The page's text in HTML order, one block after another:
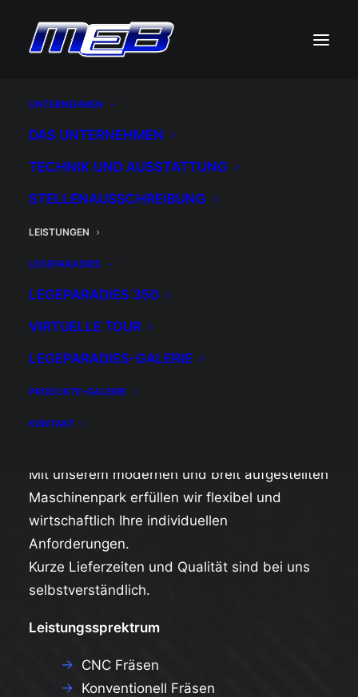
UNTERNEHMEN
DAS UNTERNEHMEN
TECHNIK UND AUSSTATTUNG
STELLENAUSSCHREIBUNG
LEISTUNGEN
LEGEPARADIES
LEGEPARADIES 350
VIRTUELLE TOUR
LEGEPARADIES-GALERIE
PRODUKTE-GALERIE
KONTAKT
M.E.B. Leistungen
Höchste Qualität im
Detail
Lohnfertigung
Mit unserem modernen und breit aufgestellten
Maschinenpark erfüllen wir flexibel und
wirtschaftlich Ihre individuellen
Anforderungen.
Kurze Lieferzeiten und Qualität sind bei uns
selbstverständlich.
Leistungssprektrum
→ CNC Fräsen
→ Konventionell Fräsen